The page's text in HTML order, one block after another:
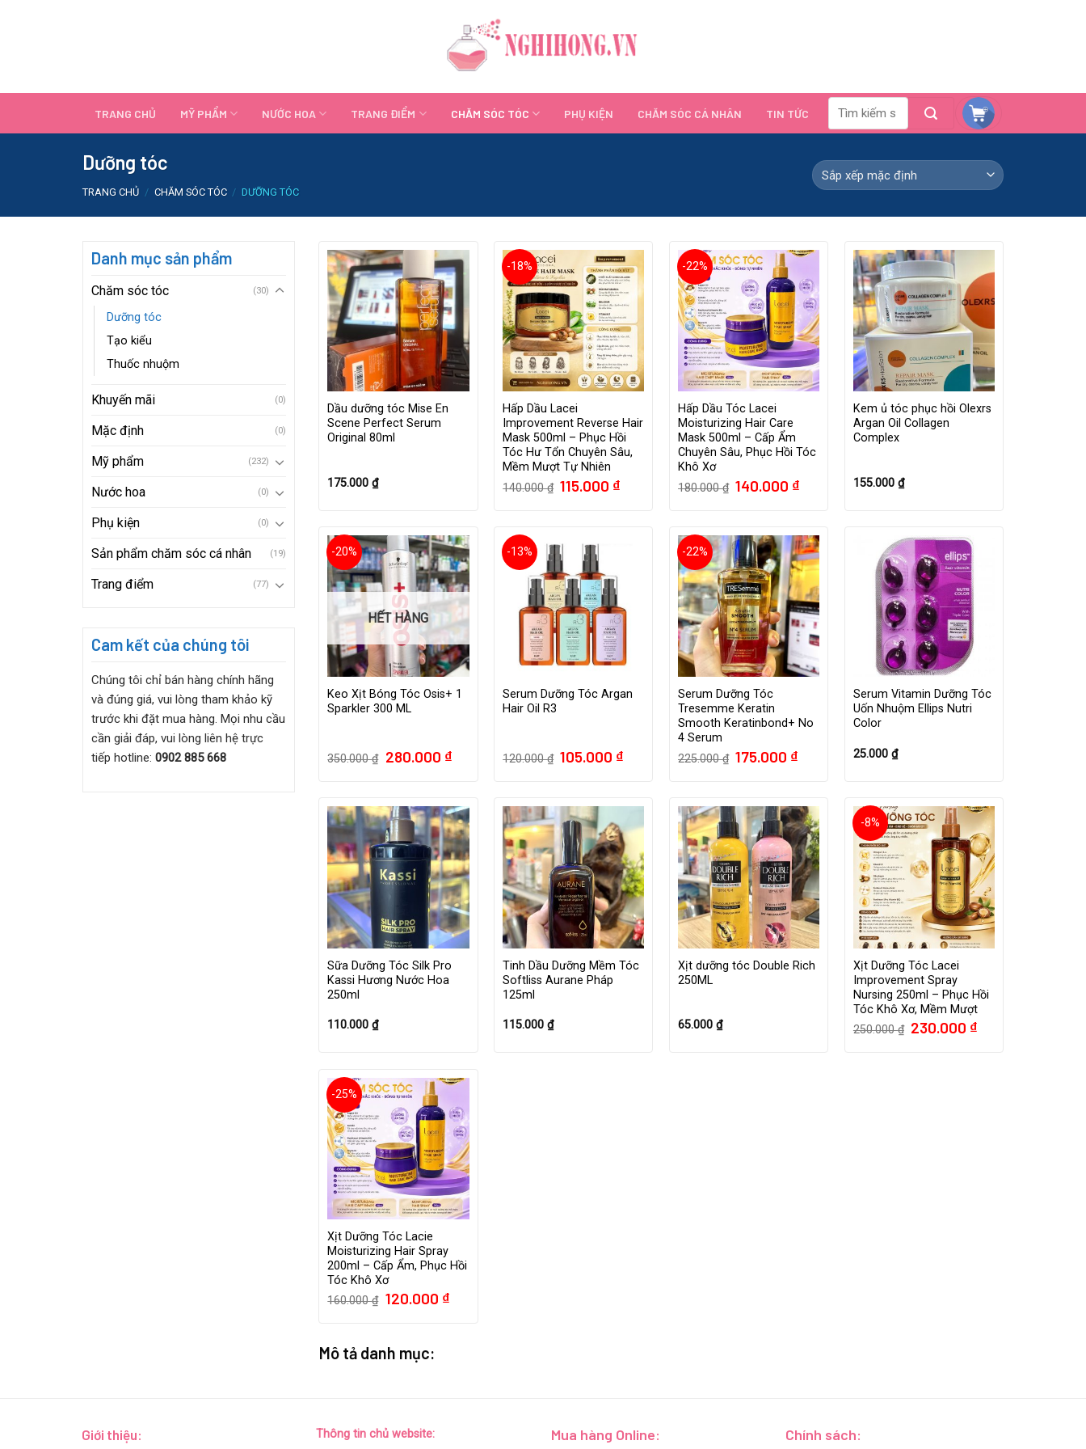
TRANG CHỦ MỸ PHẨM NƯỚC HOA TRANG ĐIỂM CHĂM SÓC TÓC PHỤ KIỆN CHĂM SÓC CÁ NHÂN TIN TỨC
Dưỡng tóc
TRANG CHỦ / CHĂM SÓC TÓC / DƯỠNG TÓC
Danh mục sản phẩm
Chăm sóc tóc (30)
Dưỡng tóc
Tạo kiểu
Thuốc nhuộm
Khuyến mãi (0)
Mặc định (0)
Mỹ phẩm (232)
Nước hoa (0)
Phụ kiện (0)
Sản phẩm chăm sóc cá nhân (19)
Trang điểm (77)
Cam kết của chúng tôi
Chúng tôi chỉ bán hàng chính hãng
và đúng giá, vui lòng tham khảo kỹ
trước khi đặt mua hàng. Mọi nhu cầu
cần giải đáp, vui lòng liên hệ trực
tiếp hotline: 0902 885 668
Dầu dưỡng tóc Mise En
Scene Perfect Serum
Original 80ml
175.000₫
-18%
Hấp Dầu Lacei
Improvement Reverse Hair
Mask 500ml – Phục Hồi
Tóc Hư Tổn Chuyên Sâu,
Mềm Mượt Tự Nhiên
140.000₫ Giá
gốc
115.000 ₫
-22%
Hấp Dầu Tóc Lacei
Moisturizing Hair Care
Mask 500ml – Cấp Ẩm
Chuyên Sâu, Phục Hồi Tóc
Khô Xơ
180.000₫ Giá
gốc
140.000 ₫
Kem ủ tóc phục hồi Olexrs
Argan Oil Collagen
Complex
155.000 ₫
-20%
HẾT HÀNG
Keo Xịt Bóng Tóc Osis+ 1
Sparkler 300 ML
350.000₫ Giá
gốc
280.000 ₫Giá
hiện
-13%
Serum Dưỡng Tóc Argan
Hair Oil R3
120.000₫ Giá
gốc
105.000 ₫
-22%
Serum Dưỡng Tóc
Tresemme Keratin
Smooth Keratinbond+ No
4 Serum
225.000₫ Giá
gốc
175.000 ₫
Serum Vitamin Dưỡng Tóc
Uốn Nhuộm Ellips Nutri
Color
25.000 ₫
Sữa Dưỡng Tóc Silk Pro
Kassi Hương Nước Hoa
250ml
110.000₫
Tinh Dầu Dưỡng Mềm Tóc
Softliss Aurane Pháp
125ml
115.000₫
Xịt dưỡng tóc Double Rich
250ML
65.000₫
-8%
Xịt Dưỡng Tóc Lacei
Improvement Spray
Nursing 250ml – Phục Hồi
Tóc Khô Xơ, Mềm Mượt
250.000₫ Giá
gốc
230.000 ₫
-25%
Xịt Dưỡng Tóc Lacie
Moisturizing Hair Spray
200ml – Cấp Ẩm, Phục Hồi
Tóc Khô Xơ
160.000₫ Giá
gốc
120.000 ₫Giá
hiện
Mô tả danh mục:
Giới thiệu: Thông tin chủ website: Mua hàng Online: Chính sách: